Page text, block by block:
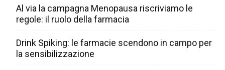
Al via la campagna Menopausa riscriviamo le
regole: il ruolo della farmacia
Drink Spiking: le farmacie scendono in campo per
la sensibilizzazione